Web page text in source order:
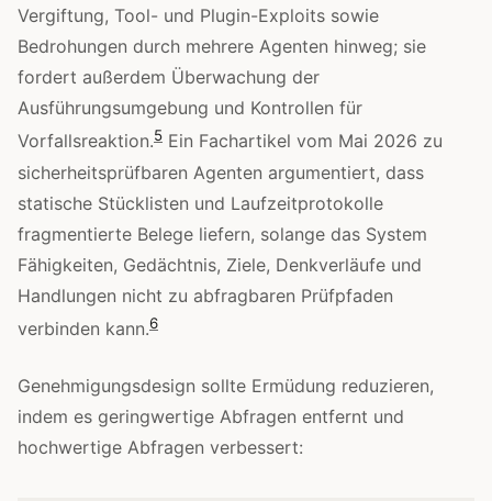
Vergiftung, Tool- und Plugin-Exploits sowie
Bedrohungen durch mehrere Agenten hinweg; sie
fordert außerdem Überwachung der
Ausführungsumgebung und Kontrollen für
Vorfallsreaktion.5 Ein Fachartikel vom Mai 2026 zu
sicherheitsprüfbaren Agenten argumentiert, dass
statische Stücklisten und Laufzeitprotokolle
fragmentierte Belege liefern, solange das System
Fähigkeiten, Gedächtnis, Ziele, Denkverläufe und
Handlungen nicht zu abfragbaren Prüfpfaden
verbinden kann.6
Genehmigungsdesign sollte Ermüdung reduzieren,
indem es geringwertige Abfragen entfernt und
hochwertige Abfragen verbessert: